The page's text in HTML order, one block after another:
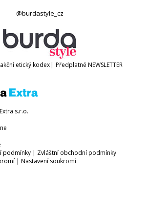
@burdastyle_cz
etický kodex| Předplatné NEWSLETTER
s.r.o.
podmínky | Zvláštní obchodní podmínky
| Nastavení soukromí